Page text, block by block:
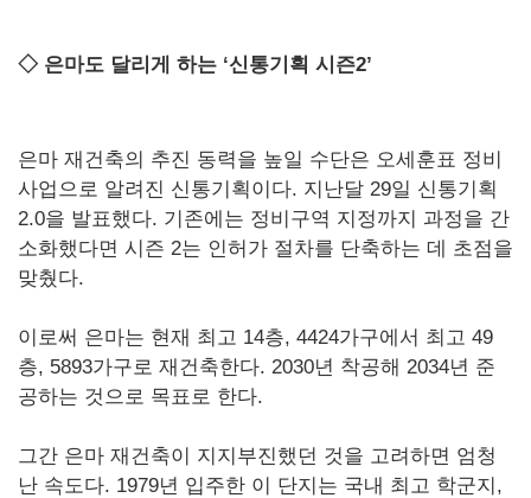
◇ 은마도 달리게 하는 ‘신통기획 시즌2’
은마 재건축의 추진 동력을 높일 수단은 오세훈표 정비
사업으로 알려진 신통기획이다. 지난달 29일 신통기획
2.0을 발표했다. 기존에는 정비구역 지정까지 과정을 간
소화했다면 시즌 2는 인허가 절차를 단축하는 데 초점을
맞췄다.
이로써 은마는 현재 최고 14층, 4424가구에서 최고 49
층, 5893가구로 재건축한다. 2030년 착공해 2034년 준
공하는 것으로 목표로 한다.
그간 은마 재건축이 지지부진했던 것을 고려하면 엄청
난 속도다. 1979년 입주한 이 단지는 국내 최고 학군지,